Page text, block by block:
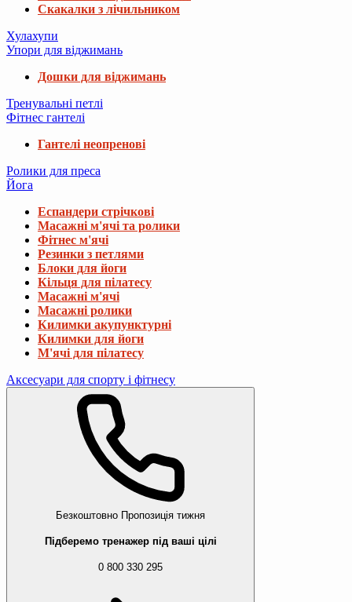
Скакалки з лічильником
Хулахупи
Упори для віджимань
Дошки для віджимань
Тренувальні петлі
Фітнес гантелі
Гантелі неопренові
Ролики для преса
Йога
Еспандери стрічкові
Масажні м'ячі та ролики
Фітнес м'ячі
Резинки з петлями
Блоки для йоги
Кільця для пілатесу
Масажні м'ячі
Масажні ролики
Килимки акупунктурні
Килимки для йоги
М'ячі для пілатесу
Аксесуари для спорту і фітнесу
Безкоштовно Пропозиція тижня
Підберемо тренажер під ваші цілі
0 800 330 295